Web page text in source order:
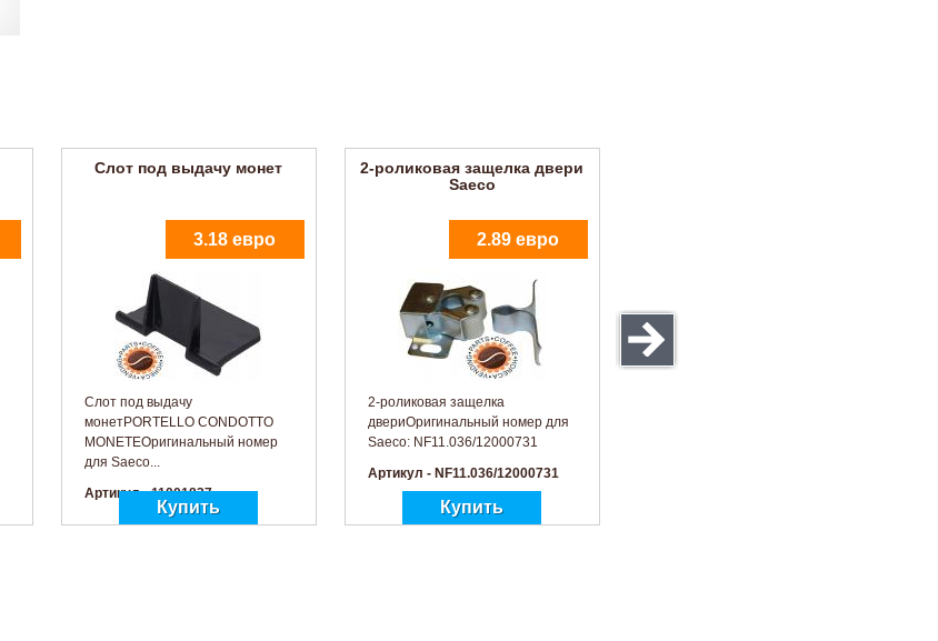
Слот под выдачу монет
3.18 евро
Слот под выдачу
монетPORTELLO CONDOTTO
MONETEОригинальный номер
для Saeco...
Артикул - 11001837
2-роликовая защелка двери
Saeco
2.89 евро
2-роликовая защелка
двериОригинальный номер для
Saeco: NF11.036/12000731
Артикул - NF11.036/12000731